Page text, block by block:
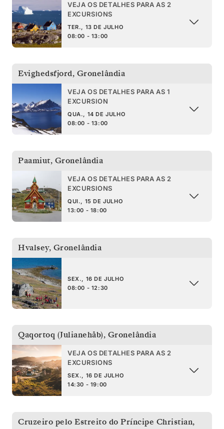
VEJA OS DETALHES PARA AS 2
EXCURSIONS
TER., 13 DE JULHO
08:00 - 13:00
Evighedsfjord, Gronelândia
VEJA OS DETALHES PARA AS 1
EXCURSION
QUA., 14 DE JULHO
08:00 - 13:00
Paamiut, Gronelândia
VEJA OS DETALHES PARA AS 2
EXCURSIONS
QUI., 15 DE JULHO
13:00 - 18:00
Hvalsey, Gronelândia
SEX., 16 DE JULHO
08:00 - 12:30
Qaqortoq (Julianehåb), Gronelândia
VEJA OS DETALHES PARA AS 2
EXCURSIONS
SEX., 16 DE JULHO
14:30 - 19:00
Cruzeiro pelo Estreito do Príncipe Christian,